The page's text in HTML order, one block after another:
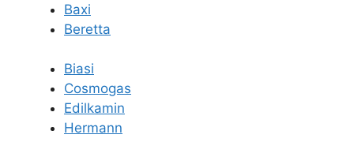
Baxi
Beretta
Biasi
Cosmogas
Edilkamin
Hermann